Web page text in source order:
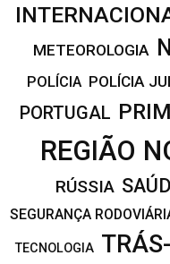
METEOROLOGIA
POLÍCIA POLÍCIA
PORTUGAL
REGIÃO
RÚSSIA
SEGURANÇA
TECNOLOGIA